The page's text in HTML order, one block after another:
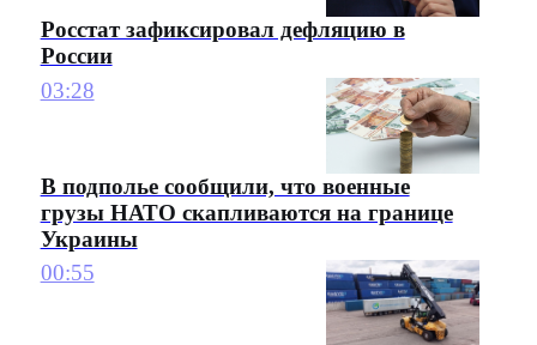
Росстат зафиксировал дефляцию в
России
03:28
В подполье сообщили, что военные
грузы НАТО скапливаются на границе
Украины
00:55